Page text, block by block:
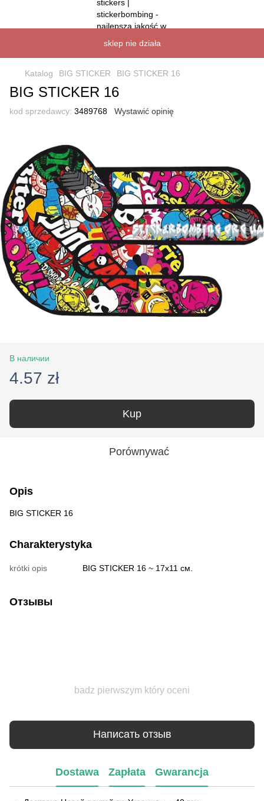
sklep nie działa
Katalog BIG STICKER BIG STICKER 16
BIG STICKER 16
kod sprzedawcy: 3489768 Wystawić opinię
В наличии
4.57 zł
Kup
Porównywać
Opis
BIG STICKER 16
Charakterystyka
krótki opis BIG STICKER 16 ~ 17х11 см.
Отзывы
badz pierwszym który oceni
Написать отзыв
Dostawa Zapłata Gwarancja